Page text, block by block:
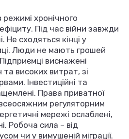
режимі хронічного
Під час війни завжди
Не сходяться кінці у
Люди не мають грошей
виснажені
високих витрат, зі
Інвестиційні та
Права приватної
регуляторним
мережі ослаблені,
Робоча сила – від
чи у вимушеній міграції.